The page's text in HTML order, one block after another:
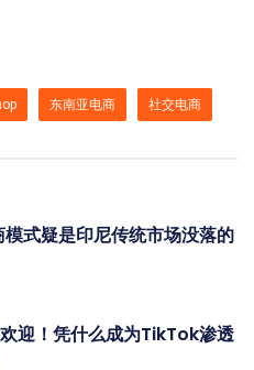
东南亚电商 社交电商
式疑是印尼传统市场没落的
迎！凭什么成为TikTok渗透